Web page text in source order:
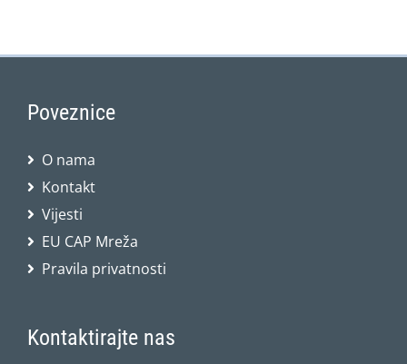
Poveznice
O nama
Kontakt
Vijesti
EU CAP Mreža
Pravila privatnosti
Kontaktirajte nas